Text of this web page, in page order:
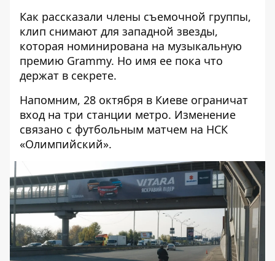
Как рассказали члены съемочной группы,
клип снимают для западной звезды,
которая номинирована на музыкальную
премию Grammy. Но имя ее пока что
держат в секрете.
Напомним, 28 октября в Киеве ограничат
вход на три станции метро. Изменение
связано с футбольным матчем на НСК
«Олимпийский».